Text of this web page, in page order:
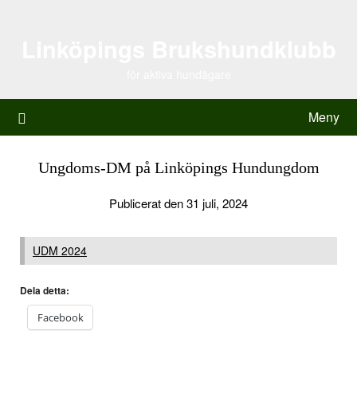
Meny
Ungdoms-DM på Linköpings Hundungdom
Publicerat den 31 juli, 2024
UDM 2024
Dela detta:
Facebook